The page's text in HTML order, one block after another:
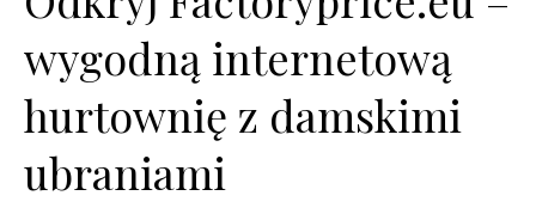
wygodną internetową
hurtownię z damskimi
ubraniami